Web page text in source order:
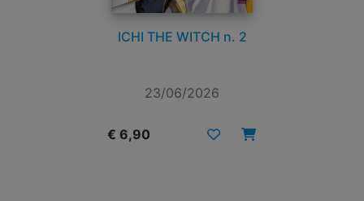
ICHI THE WITCH n. 2
23/06/2026
€ 6,90